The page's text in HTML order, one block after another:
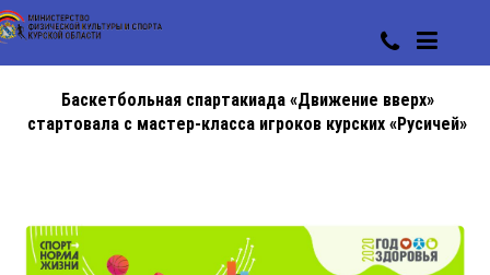
Баскетбольная спартакиада «Движение вверх»
стартовала с мастер-класса игроков курских «Русичей»